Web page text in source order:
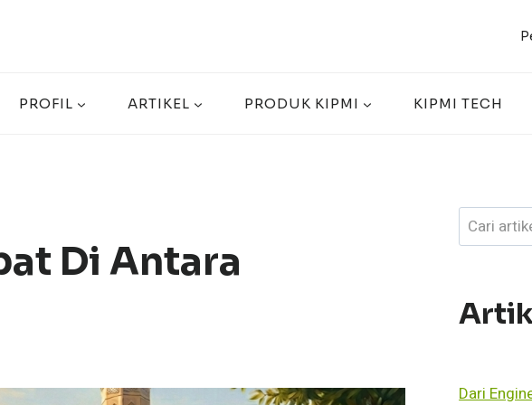
PROFIL ARTIKEL PRODUK KIPMI KIPMI TECH
Di Antara
Cari
Dari